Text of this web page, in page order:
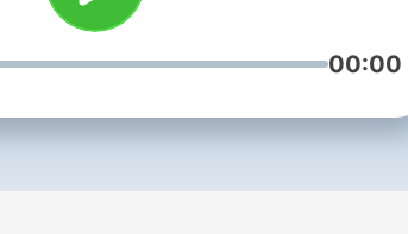
perspektiverar núlig evni í
einum samansettum heimi.
Kringvarpi Føroya er óheftur av
átrúnaðarligum og øðrum
00:00